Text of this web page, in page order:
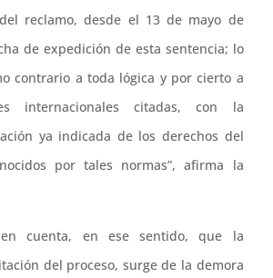
reclamo, desde el 13 de mayo de
de expedición de esta sentencia; lo
contrario a toda lógica y por cierto a
internacionales citadas, con la
ya indicada de los derechos del
por tales normas”, afirma la
cuenta, en ese sentido, que la
del proceso, surge de la demora